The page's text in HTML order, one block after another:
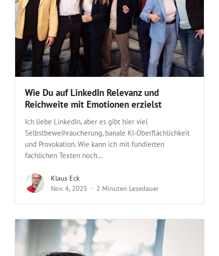
Wie Du auf LinkedIn Relevanz und
Reichweite mit Emotionen erzielst
Ich liebe LinkedIn, aber es gibt hier viel
Selbstbeweihräucherung, banale KI-Oberflächlichkeit
und Provokation. Wie kann ich mit fundierten
fachlichen Texten noch...
Klaus Eck
Nov. 4, 2025
2 Minuten Lesedauer